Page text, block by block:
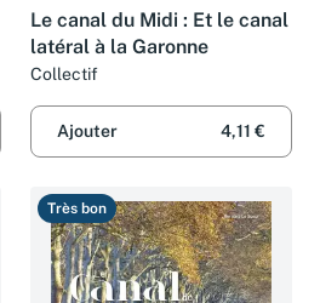
Le canal du Midi : Et le canal
latéral à la Garonne
Collectif
Ajouter 4,11 €
Très bon